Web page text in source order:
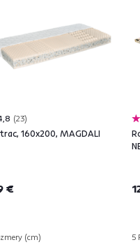
23
160x200, MAGDALI
€
(cm) 5